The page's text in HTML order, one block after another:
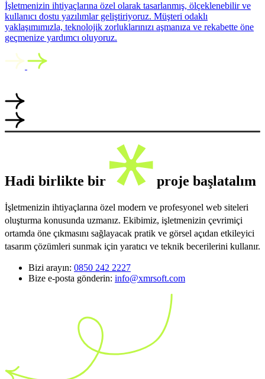
İşletmenizin ihtiyaçlarına özel olarak tasarlanmış, ölçeklenebilir ve
kullanıcı dostu yazılımlar geliştiriyoruz. Müşteri odaklı
yaklaşımımızla, teknolojik zorluklarınızı aşmanıza ve rekabette öne
geçmenize yardımcı oluyoruz.
Hadi birlikte bir proje başlatalım
İşletmenizin ihtiyaçlarına özel modern ve profesyonel web siteleri
oluşturma konusunda uzmanız. Ekibimiz, işletmenizin çevrimiçi
ortamda öne çıkmasını sağlayacak pratik ve görsel açıdan etkileyici
tasarım çözümleri sunmak için yaratıcı ve teknik becerilerini kullanır.
Bizi arayın: 0850 242 2227
Bize e-posta gönderin: info@xmrsoft.com